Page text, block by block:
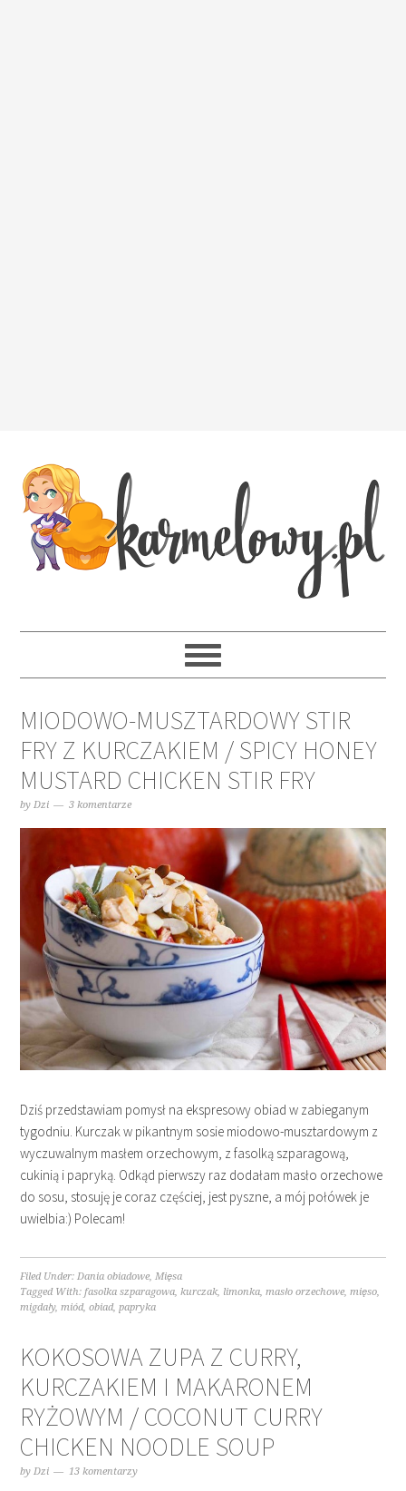
MIODOWO-MUSZTARDOWY STIR
FRY Z KURCZAKIEM / SPICY HONEY
MUSTARD CHICKEN STIR FRY
byDzi 3 komentarze
Dziś przedstawiam pomysł na ekspresowy obiad w zabieganym
tygodniu. Kurczak w pikantnym sosie miodowo-musztardowym z
wyczuwalnym masłem orzechowym, z fasolką szparagową,
cukinią i papryką. Odkąd pierwszy raz dodałam masło orzechowe
do sosu, stosuję je coraz częściej, jest pyszne, a mój połówek je
uwielbia:) Polecam!
Filed Under:Dania obiadowe,Mięsa
Tagged With:fasolka szparagowa,kurczak, limonka,masło orzechowe,mięso,
migdały,miód,obiad,papryka
KOKOSOWA ZUPA Z CURRY,
KURCZAKIEM I MAKARONEM
RYŻOWYM / COCONUT CURRY
CHICKEN NOODLE SOUP
byDzi 13 komentarzy